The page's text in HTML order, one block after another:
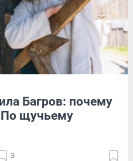
Багров: почему
щучьему
3